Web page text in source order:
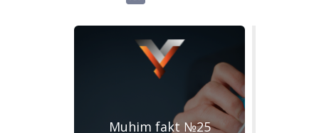
Muhim fakt №25